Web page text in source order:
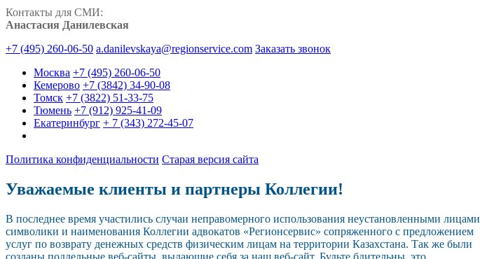
Контакты для СМИ:
Анастасия Данилевская
+7 (495) 260-06-50 a.danilevskaya@regionservice.com Заказать звонок
Москва +7 (495) 260-06-50
Кемерово +7 (3842) 34-90-08
Томск +7 (3822) 51-33-75
Тюмень +7 (912) 925-41-09
Екатеринбург + 7 (343) 272-45-07
Политика конфиденциальности Старая версия сайта
Уважаемые клиенты и партнеры Коллегии!
В последнее время участились случаи неправомерного использования неустановленными лицами
символики и наименования Коллегии адвокатов «Регионсервис» сопряженного с предложением
услуг по возврату денежных средств физическим лицам на территории Казахстана. Так же были